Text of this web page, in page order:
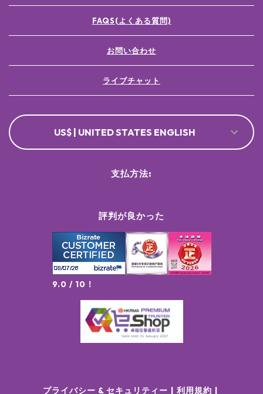
FAQS(よくある質問)
お問い合わせ
ライブチャット
US$ | UNITED STATES ENGLISH
評判が良かった
9.0 / 10！
支払方法:
プライバシー & セキュリティー 利用規約